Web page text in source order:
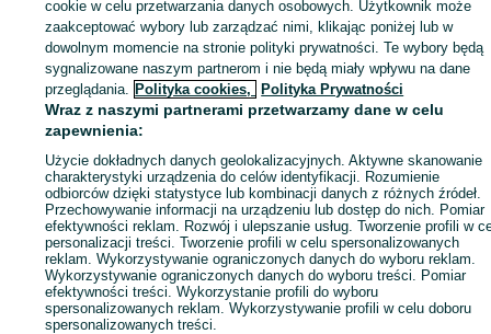
sprzedającym
Zaloguj się / Załóż konto
cookie w celu przetwarzania danych osobowych. Użytkownik może
zaakceptować wybory lub zarządzać nimi, klikając poniżej lub w
dowolnym momencie na stronie polityki prywatności. Te wybory będą
sygnalizowane naszym partnerom i nie będą miały wpływu na dane
przeglądania. Polityka cookies, Polityka Prywatności
Wraz z naszymi partnerami przetwarzamy dane w celu
zapewnienia:
Użycie dokładnych danych geolokalizacyjnych. Aktywne skanowanie
charakterystyki urządzenia do celów identyfikacji. Rozumienie
odbiorców dzięki statystyce lub kombinacji danych z różnych źródeł.
Przechowywanie informacji na urządzeniu lub dostęp do nich. Pomiar
efektywności reklam. Rozwój i ulepszanie usług. Tworzenie profili w
personalizacji treści. Tworzenie profili w celu spersonalizowanych
reklam. Wykorzystywanie ograniczonych danych do wyboru reklam.
Wykorzystywanie ograniczonych danych do wyboru treści. Pomiar
efektywności treści. Wykorzystanie profili do wyboru
spersonalizowanych reklam. Wykorzystywanie profili w celu doboru
spersonalizowanych treści.